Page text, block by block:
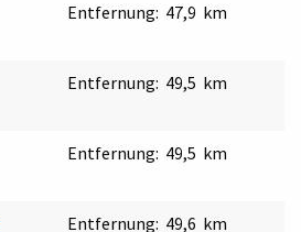
Entfernung: 47,9 km
Entfernung: 49,5 km
Entfernung: 49,5 km
Entfernung: 49,6 km